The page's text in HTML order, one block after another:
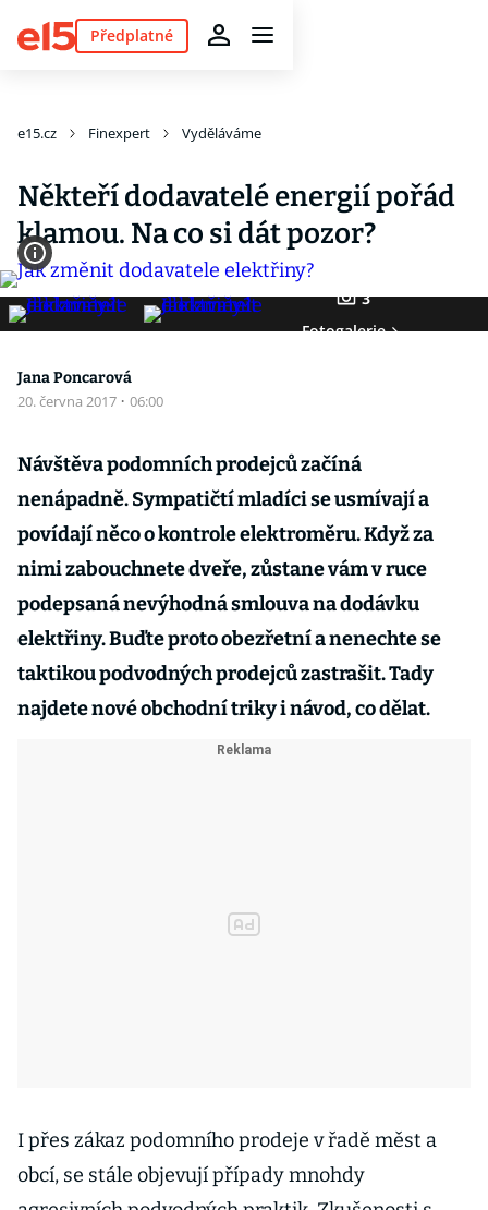
Předplatné
e15.cz Finexpert Vyděláváme
Někteří dodavatelé energií pořád
klamou. Na co si dát pozor?
3
Fotogalerie
Jana Poncarová
20. června 2017 · 06:00
Návštěva podomních prodejců začíná
nenápadně. Sympatičtí mladíci se usmívají a
povídají něco o kontrole elektroměru. Když za
nimi zabouchnete dveře, zůstane vám v ruce
podepsaná nevýhodná smlouva na dodávku
elektřiny. Buďte proto obezřetní a nenechte se
taktikou podvodných prodejců zastrašit. Tady
najdete nové obchodní triky i návod, co dělat.
I přes zákaz podomního prodeje v řadě měst a
obcí, se stále objevují případy mnohdy